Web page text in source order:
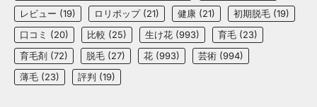
レビュー (19) ロリポップ(21) 健康 (21) 初期脱毛 (19)
口コミ (20) 比較 (25) 生け花 (993) 育毛 (23)
育毛剤 (72) 脱毛 (27) 花 (993) 芸術 (994)
薄毛 (23) 評判 (19)